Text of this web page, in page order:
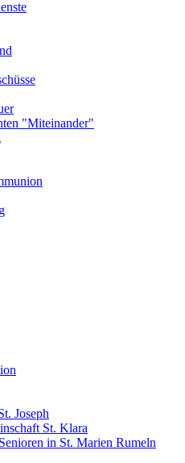
"Miteinander"
Joseph
St. Klara
in St. Marien Rumeln